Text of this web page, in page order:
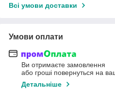
Всі умови доставки
Умови оплати
Ви отримаєте замовлення
або гроші повернуться на
Детальніше